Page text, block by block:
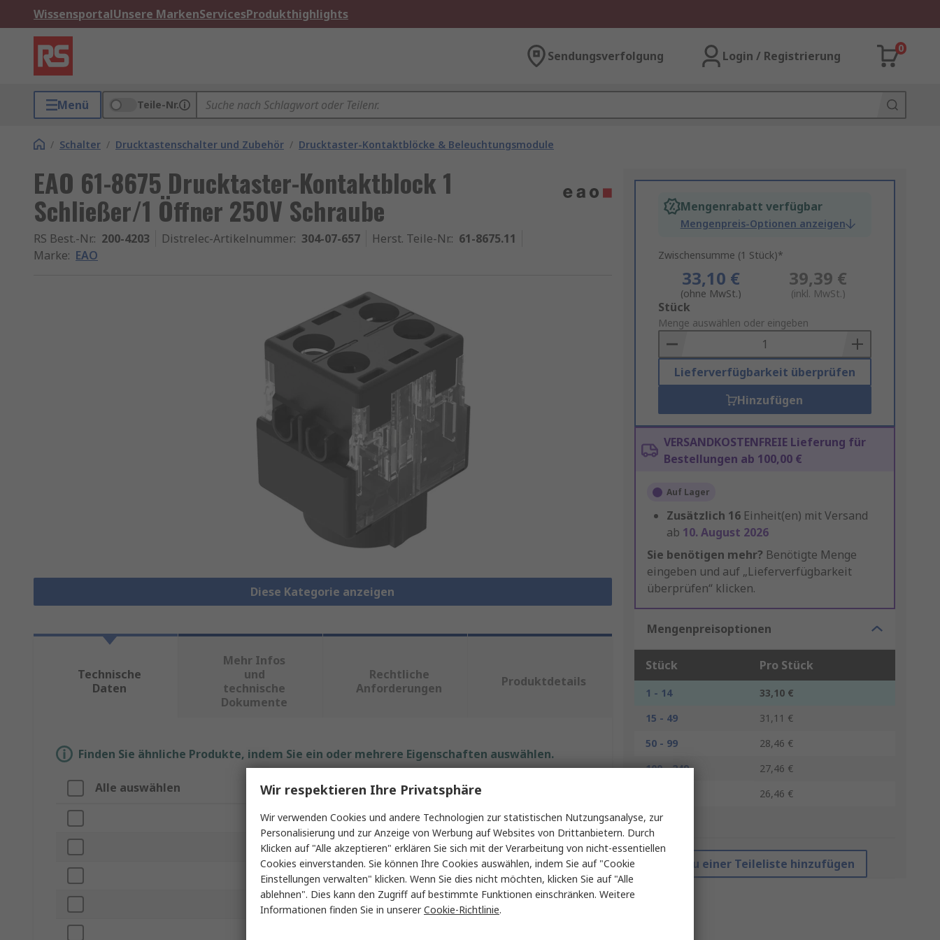
WissensportalUnsere MarkenServicesProdukthighlights
Sendungsverfolgung Login / Registrierung
0
Menü Teile-Nr.
/ Schalter / Drucktastenschalter und Zubehör / Drucktaster-Kontaktblöcke & Beleuchtungsmodule
EAO 61-8675 Drucktaster-Kontaktblock 1
Schließer/1 Öffner 250V Schraube
RS Best.-Nr.: 200-4203 Distrelec-Artikelnummer: 304-07-657 Herst. Teile-Nr.: 61-8675.11
Marke: EAO
Diese Kategorie anzeigen
Mengenrabatt verfügbar
Mengenpreis-Optionen anzeigen
Zwischensumme (1 Stück)*
33,10 €
(ohne MwSt.)
39,39 €
(inkl. MwSt.)
Add
to
Basket
Stück
Menge auswählen oder eingeben
Lieferverfügbarkeit überprüfen
Hinzufügen
VERSANDKOSTENFREIE Lieferung für
Bestellungen ab 100,00 €
Auf Lager
Zusätzlich 16 Einheit(en) mit Versand
ab 10. August 2026
Sie benötigen mehr? Benötigte Menge
eingeben und auf „Lieferverfügbarkeit
überprüfen“ klicken.
Mengenpreisoptionen
Stück Pro Stück
1 - 14
33,10 €
15 - 49
31,11 €
50 - 99
28,46 €
100 - 249
27,46 €
26,46 €
*Richtpreis
Zu einer Teileliste hinzufügen
Technische
Daten
Mehr Infos
und
technische
Dokumente
Rechtliche
Anforderungen
Produktdetails
Finden Sie ähnliche Produkte, indem Sie ein oder mehrere Eigenschaften auswählen.
Alle auswählen Eigenschaft Wert
Marke EAO
Blocktyp Kontaktblock
Produkt Typ Drucktaster-Kontaktblock
Spannung 250V
Wir respektieren Ihre Privatsphäre
Wir verwenden Cookies und andere Technologien zur statistischen Nutzungsanalyse, zur
Personalisierung und zur Anzeige von Werbung auf Websites von Drittanbietern. Durch
Klicken auf "Alle akzeptieren" erklären Sie sich mit der Verarbeitung von nicht-essentiellen
Cookies einverstanden. Sie können Ihre Cookies auswählen, indem Sie auf "Cookie
Einstellungen verwalten" klicken. Wenn Sie dies nicht möchten, klicken Sie auf "Alle
ablehnen". Dies kann den Zugriff auf bestimmte Funktionen einschränken. Weitere
Informationen finden Sie in unsererCookie-Richtlinie.